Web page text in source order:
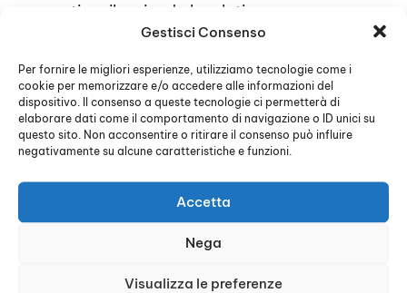
Gestisci Consenso
Per fornire le migliori esperienze, utilizziamo tecnologie come i
cookie per memorizzare e/o accedere alle informazioni del
dispositivo. Il consenso a queste tecnologie ci permetterà di
elaborare dati come il comportamento di navigazione o ID unici su
questo sito. Non acconsentire o ritirare il consenso può influire
negativamente su alcune caratteristiche e funzioni.
Accetta
Nega
Visualizza le preferenze
normative rilasciando la relativa
documentazione.
Chiamateci con fiducia, interverremo a
VERRUA PO con tempestività e
professionalità.
PROBLEMI……..UNA SOLA SOLUZIONE!!